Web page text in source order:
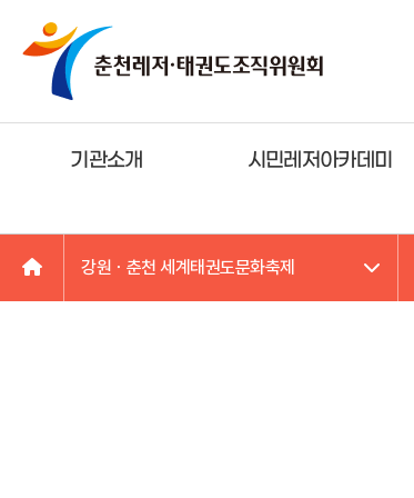
기관소개 시민레저아카데미
강원ㆍ춘천 세계태권도문화축제